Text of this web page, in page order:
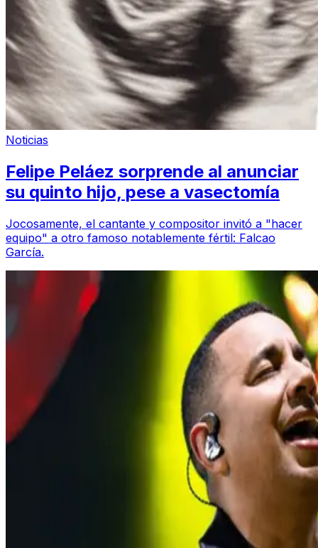
Noticias
Felipe Peláez sorprende al anunciar
su quinto hijo, pese a vasectomía
Jocosamente, el cantante y compositor invitó a "hacer
equipo" a otro famoso notablemente fértil: Falcao
García.